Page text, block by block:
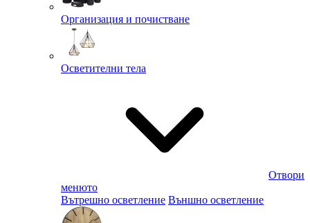
Организация и почистване
Осветителни тела
Отвори
менюто
Вътрешно осветление Външно осветление